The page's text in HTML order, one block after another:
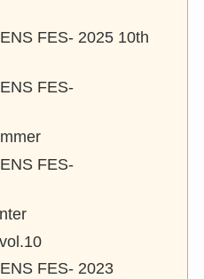
FES- 2025 10th
FES-
FES-
FES- 2023